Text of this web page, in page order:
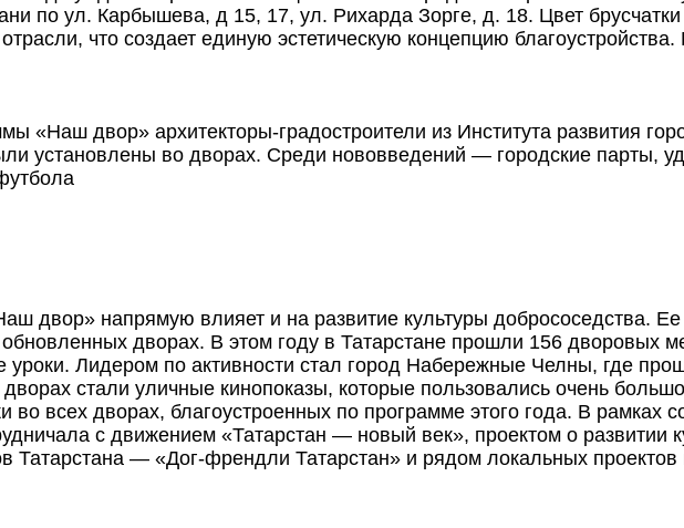
по ул. Карбышева, д 15, 17, ул. Рихарда Зорге, д. 18. Цвет брусчатки
что создает единую эстетическую концепцию
«Наш двор» архитекторы-градостроители из Института развития
установлены во дворах. Среди нововведений — городские парты,
двор» напрямую влияет и на развитие культуры добрососедства.
дворах. В этом году в Татарстане прошли 156 дворовых
уроки. Лидером по активности стал город Набережные Челны, где
стали уличные кинопоказы, которые пользовались очень
всех дворах, благоустроенных по программе этого года. В рамках
с движением «Татарстан — новый век», проектом о развитии
Татарстана — «Дог-френдли Татарстан» и рядом локальных